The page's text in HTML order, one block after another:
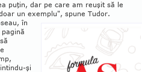
puţin, dar pe care am reuşit să le
un exem­plu", spune Tudor.
în
şi